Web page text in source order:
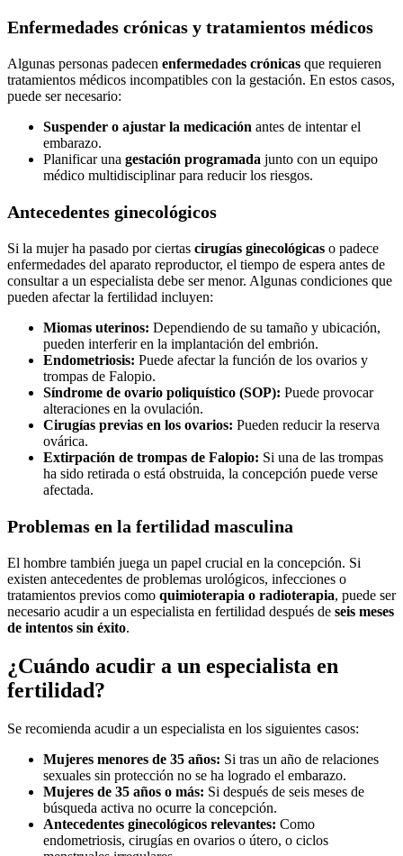
Enfermedades crónicas y tratamientos médicos
Algunas personas padecen enfermedades crónicas que requieren
tratamientos médicos incompatibles con la gestación. En estos casos,
puede ser necesario:
Suspender o ajustar la medicación antes de intentar el
embarazo.
Planificar una gestación programada junto con un equipo
médico multidisciplinar para reducir los riesgos.
Antecedentes ginecológicos
Si la mujer ha pasado por ciertas cirugías ginecológicas o padece
enfermedades del aparato reproductor, el tiempo de espera antes de
consultar a un especialista debe ser menor. Algunas condiciones que
pueden afectar la fertilidad incluyen:
Miomas uterinos: Dependiendo de su tamaño y ubicación,
pueden interferir en la implantación del embrión.
Endometriosis: Puede afectar la función de los ovarios y
trompas de Falopio.
Síndrome de ovario poliquístico (SOP): Puede provocar
alteraciones en la ovulación.
Cirugías previas en los ovarios: Pueden reducir la reserva
ovárica.
Extirpación de trompas de Falopio: Si una de las trompas
ha sido retirada o está obstruida, la concepción puede verse
afectada.
Problemas en la fertilidad masculina
El hombre también juega un papel crucial en la concepción. Si
existen antecedentes de problemas urológicos, infecciones o
tratamientos previos como quimioterapia o radioterapia, puede ser
necesario acudir a un especialista en fertilidad después de seis meses
de intentos sin éxito.
¿Cuándo acudir a un especialista en
fertilidad?
Se recomienda acudir a un especialista en los siguientes casos:
Mujeres menores de 35 años: Si tras un año de relaciones
sexuales sin protección no se ha logrado el embarazo.
Mujeres de 35 años o más: Si después de seis meses de
búsqueda activa no ocurre la concepción.
Antecedentes ginecológicos relevantes: Como
endometriosis, cirugías en ovarios o útero, o ciclos